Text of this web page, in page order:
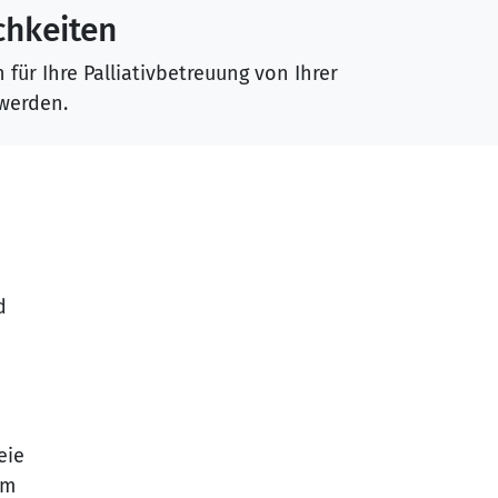
für Ihre Palliativbetreuung von Ihrer